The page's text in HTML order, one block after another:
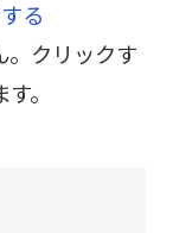
る
クリックす
。